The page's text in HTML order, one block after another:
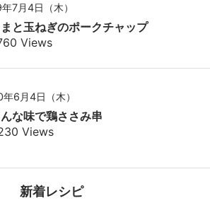
7月4日（木）
と玉ねぎのポークチャップ
Views
6月4日（木）
な味で鶏ささみ串
Views
新着レシピ